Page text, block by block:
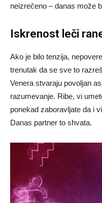
neizrečeno – danas može
Iskrenost leči
Ako je bilo tenzija,
trenutak da se sve to
Venera stvaraju povoljan
razumevanje. Ribe, vi
ponekad zaboravljate da i
Danas partner to shvata.